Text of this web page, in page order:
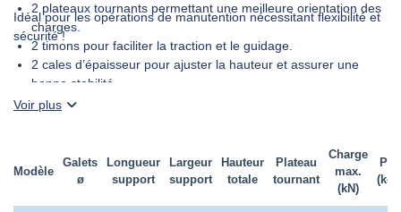
DEMANDER UN DEVIS
2 plateaux tournants permettant une meilleure orientation des
charges.
2 timons pour faciliter la traction et le guidage.
2 cales d’épaisseur pour ajuster la hauteur et assurer une
bonne stabilité.
2 cornières d’accouplement pour une fixation efficace des
Idéal pour les opérations de manutention nécessitant flexibilité et
sécurité !
Voir plus
Modèle
Galets
ø
Longueur
support
Largeur
support
Hauteur
totale
Plateau
tournant
Charge
max.
(kN)
(kg/